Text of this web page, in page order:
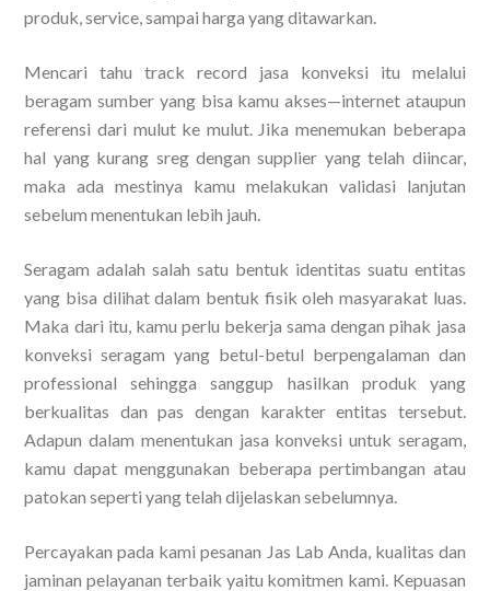
produk, service, sampai harga yang ditawarkan.
Mencari tahu track record jasa konveksi itu melalui
beragam sumber yang bisa kamu akses—internet ataupun
referensi dari mulut ke mulut. Jika menemukan beberapa
hal yang kurang sreg dengan supplier yang telah diincar,
maka ada mestinya kamu melakukan validasi lanjutan
sebelum menentukan lebih jauh.
Seragam adalah salah satu bentuk identitas suatu entitas
yang bisa dilihat dalam bentuk fisik oleh masyarakat luas.
Maka dari itu, kamu perlu bekerja sama dengan pihak jasa
konveksi seragam yang betul-betul berpengalaman dan
professional sehingga sanggup hasilkan produk yang
berkualitas dan pas dengan karakter entitas tersebut.
Adapun dalam menentukan jasa konveksi untuk seragam,
kamu dapat menggunakan beberapa pertimbangan atau
patokan seperti yang telah dijelaskan sebelumnya.
Percayakan pada kami pesanan Jas Lab Anda, kualitas dan
jaminan pelayanan terbaik yaitu komitmen kami. Kepuasan